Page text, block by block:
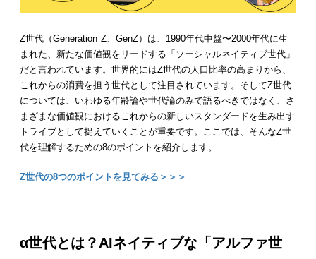
Z世代（Generation Z、GenZ）は、1990年代中盤〜2000年代に生
まれた、新たな価値観をリードする「ソーシャルネイティブ世代」
だと言われています。世界的にはZ世代の人口比率の高まりから、
これからの消費を担う世代として注目されています。そしてZ世代
については、いわゆる年齢論や世代論のみで語るべきではなく、さ
まざまな価値観におけるこれからの新しいスタンダードを生み出す
トライブとして捉えていくことが重要です。ここでは、そんなZ世
代を理解するための8のポイントを紹介します。
Z世代の8つのポイントを見てみる＞＞＞
α世代とは？AIネイティブな「アルファ世